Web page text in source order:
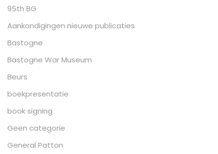
95th BG
Aankondigingen nieuwe publicaties
Bastogne
Bastogne War Museum
Beurs
boekpresentatie
book signing
Geen categorie
General Patton